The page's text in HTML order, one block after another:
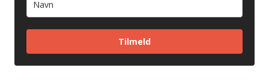
Tilmeld